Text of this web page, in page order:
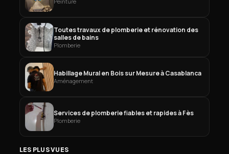
Toutes travaux de plomberie et rénovation des
salles de bains
Plomberie
Habillage Mural en Bois sur Mesure à Casablanca
Aménagement
Services de plomberie fiables et rapides à Fès
Plomberie
LES PLUS VUES